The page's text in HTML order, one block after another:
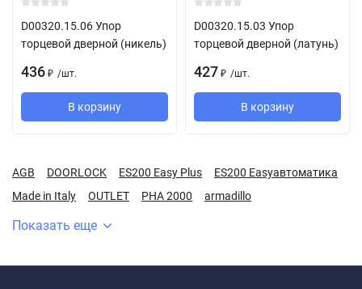
D00320.15.06 Упор
торцевой дверной (никель)
436 ₽ /шт.
В корзину
D00320.15.03 Упор
торцевой дверной (латунь)
427 ₽ /шт.
В корзину
AGB DOORLOCK ES200 Easy Plus
ES200 Easyавтоматика
Made in Italy
OUTLET PHA 2000 armadillo
Показать еще